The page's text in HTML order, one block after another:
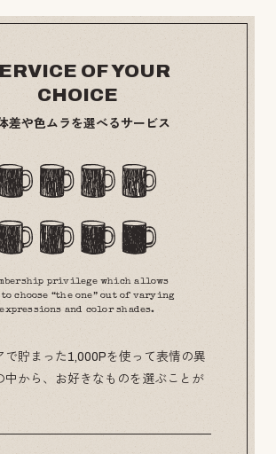
OF YOUR
CHOICE
差や色ムラを選べるサービス
privilege which allows
to choose “the one” out of varying
expressions and color shades.
で貯まった1,000Pを使って表情の異
中から、お好きなものを選ぶことが